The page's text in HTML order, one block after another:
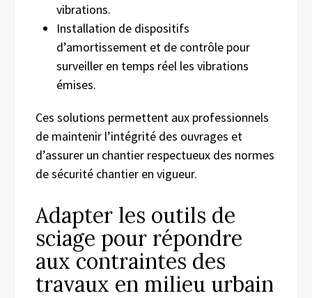
vibrations.
Installation de dispositifs
d’amortissement et de contrôle pour
surveiller en temps réel les vibrations
émises.
Ces solutions permettent aux professionnels
de maintenir l’intégrité des ouvrages et
d’assurer un chantier respectueux des normes
de sécurité chantier en vigueur.
Adapter les outils de
sciage pour répondre
aux contraintes des
travaux en milieu urbain